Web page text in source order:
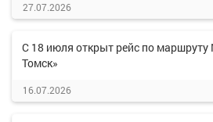
27.07.2026
С 18 июля открыт рейс по
Томск»
16.07.2026